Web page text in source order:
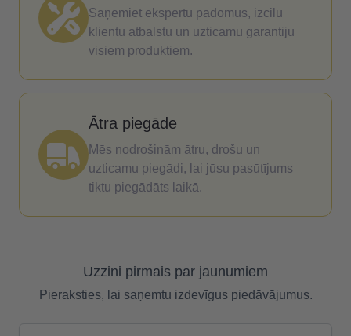
Saņemiet ekspertu padomus, izcilu
klientu atbalstu un uzticamu garantiju
visiem produktiem.
Ātra piegāde
Mēs nodrošinām ātru, drošu un
uzticamu piegādi, lai jūsu pasūtījums
tiktu piegādāts laikā.
Uzzini pirmais par jaunumiem
Pieraksties, lai saņemtu izdevīgus piedāvājumus.